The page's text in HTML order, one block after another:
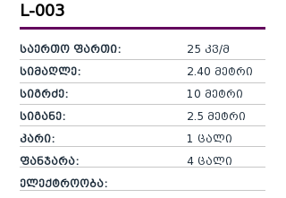
L-003
საერთო ფართი:
სიმაღლე:
სიგრძე:
სიგანე:
კარი:
ფანჯარა:
ელექტროობა:
25 კვ/მ
2.40 მეტრი
10 მეტრი
2.5 მეტრი
1 ცალი
4 ცალი